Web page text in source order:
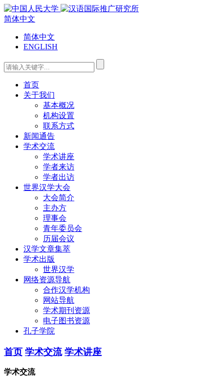
简体中文
简体中文
ENGLISH
首页
关于我们
基本概况
机构设置
联系方式
新闻通告
学术交流
学术讲座
学者来访
学者出访
世界汉学大会
大会简介
主办方
理事会
青年委员会
历届会议
汉学文章集萃
学术出版
世界汉学
网络资源导航
合作汉学机构
网站导航
学术期刊资源
电子图书资源
孔子学院
首页 学术交流 学术讲座
学术交流